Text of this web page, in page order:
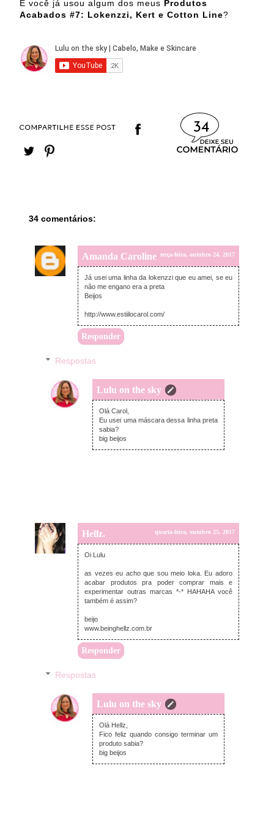
E você já usou algum dos meus Produtos
Acabados #7: Lokenzzi, Kert e Cotton Line?
34
34 comentários:
Amanda Caroline terça-feira, outubro 24, 2017
Já usei uma linha da lokenzzi que eu amei, se eu
não me engano era a preta
Beijos
http://www.estiilocarol.com/
Responder
Respostas
Lulu on the sky
quinta-feira, outubro 26, 2017
Olá Carol,
Eu usei uma máscara dessa linha preta
sabia?
big beijos
Hellz. quarta-feira, outubro 25, 2017
Oi Lulu
as vezes eu acho que sou meio loka. Eu adoro
acabar produtos pra poder comprar mais e
experimentar outras marcas *-* HAHAHA você
também é assim?
beijo
www.beinghellz.com.br
Responder
Respostas
Lulu on the sky
quinta-feira, outubro 26, 2017
Olá Hellz,
Fico feliz quando consigo terminar um
produto sabia?
big beijos